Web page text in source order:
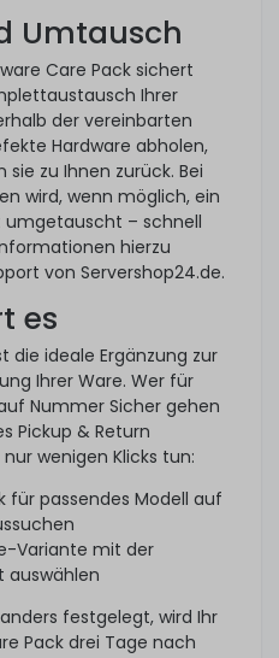
Umtausch
Care Pack sichert
Ihrer
der vereinbarten
Hardware abholen,
zu Ihnen zurück. Bei
wird, wenn möglich, ein
umgetauscht – schnell
hierzu
von Servershop24.de.
es
die ideale Ergänzung zur
Ihrer Ware. Wer für
Nummer Sicher gehen
Pickup & Return
wenigen Klicks tun:
für passendes Modell auf
Variante mit der
auswählen
festgelegt, wird Ihr
Pack drei Tage nach